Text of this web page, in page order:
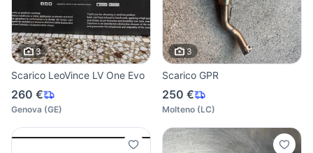
3
Scarico LeoVince LV One Evo
260 €
Genova (GE)
3
Scarico GPR
250 €
Molteno (LC)